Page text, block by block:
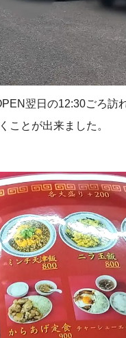
翌日の12:30ごろ訪
ことが出来ました。